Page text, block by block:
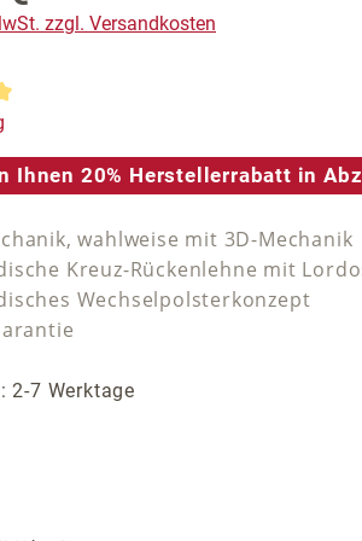
zzgl. Versandkosten
Bewertung von 5 von 5 Sternen
Ihnen 20% Herstellerrabatt in
wahlweise mit 3D-Mechanik
Kreuz-Rückenlehne mit
Wechselpolsterkonzept
2-7 Werktage